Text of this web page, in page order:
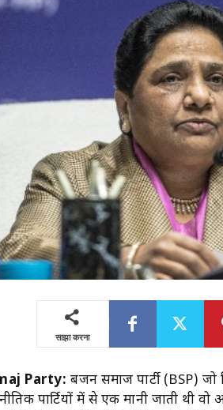
साझा करना
Party: बहुजन समाज पार्टी (BSP)
पार्टियों में से एक मानी जाती थी